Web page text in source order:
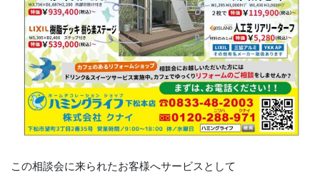
この相談会に来られたお客様へサービスとして